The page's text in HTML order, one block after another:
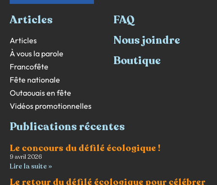
Articles
Articles
À vous la parole
Francofête
Fête nationale
Outaouais en fête
Vidéos promotionnelles
FAQ
Nous joindre
Boutique
Publications récentes
Le concours du défilé écologique !
9 avril 2026
Lire la suite »
Le retour du défilé écologique pour célébrer